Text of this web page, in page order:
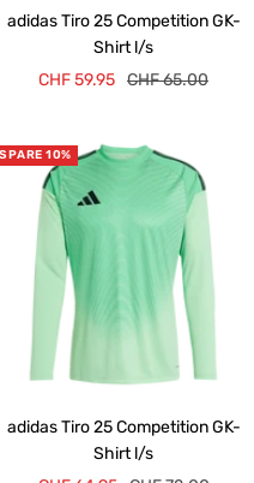
adidas Tiro 25 Competition GK-
Shirt l/s
Angebotspreis
CHF 59.95 Regulärer
CHF 65.00
SPARE 10%
adidas Tiro 25 Competition GK-
Shirt l/s